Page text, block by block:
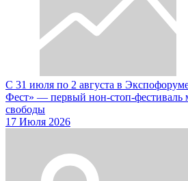
С 31 июля по 2 августа в
Фест» — первый нон-стоп-фестиваль
свободы
17 Июля 2026